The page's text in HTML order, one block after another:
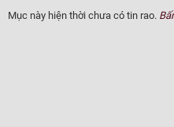
Mục này hiện thời chưa có tin rao.